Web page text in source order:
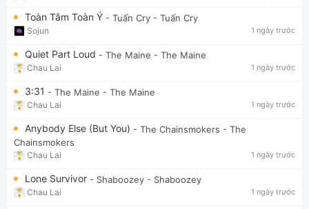
Toàn Tâm Toàn Ý - Tuấn Cry - Tuấn Cry
Sojun 1 ngày trước
Quiet Part Loud - The Maine - The Maine
Chau Lai 1 ngày trước
3:31 - The Maine - The Maine
Chau Lai 1 ngày trước
Anybody Else (But You) - The Chainsmokers - The
Chainsmokers
Chau Lai 1 ngày trước
Lone Survivor - Shaboozey - Shaboozey
Chau Lai 1 ngày trước